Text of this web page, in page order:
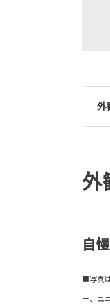
外
外
自
■写真
ー、ユ